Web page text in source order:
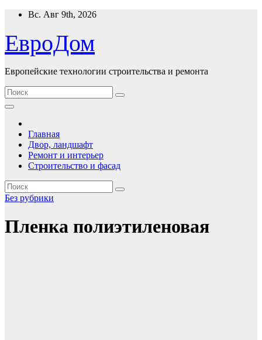
Перейти
содержимому
Вс. Авг 9th, 2026
ЕвроДом
Европейские технологии строительства и ремонта
Главная
Двор, ландшафт
Ремонт и интерьер
Строительство и фасад
Без рубрики
Пленка полиэтиленовая